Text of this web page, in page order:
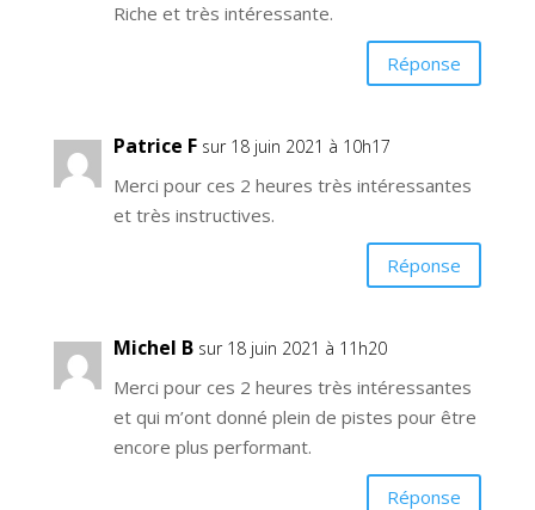
Riche et très intéressante.
Réponse
Patrice F sur 18 juin 2021 à 10h17
Merci pour ces 2 heures très intéressantes
et très instructives.
Réponse
Michel B sur 18 juin 2021 à 11h20
Merci pour ces 2 heures très intéressantes
et qui m’ont donné plein de pistes pour être
encore plus performant.
Réponse